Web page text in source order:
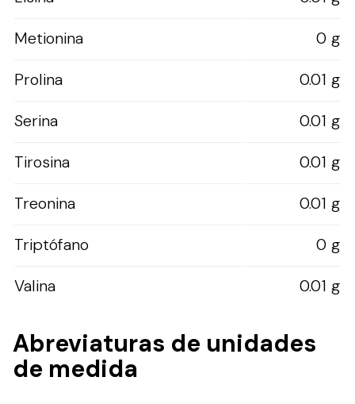
Metionina
0 g
Prolina
0.01 g
Serina
0.01 g
Tirosina
0.01 g
Treonina
0.01 g
Triptófano
0 g
Valina
0.01 g
Abreviaturas de unidades
de medida